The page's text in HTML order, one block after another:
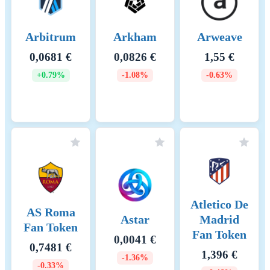
laboratories. When
calculating the energy
consumption, we used - if
Fungible Group Digital
Token Identifier (FFG DTI)
update the mappings regulary,
based on data of the Digital
Token Identifier Foundation.
The information regarding
the hardware used and the
number of participants in the
network is based on
with best effort using
empirical data. In general,
participants are assumed to be
largely economically rational.
Arbitrum
0,0681 €
+0.79%
Arkham
0,0826 €
-1.08%
Arweave
1,55 €
-0.63%
AS Roma
Fan Token
0,7481 €
-0.33%
Astar
0,0041 €
-1.36%
Atletico De
Madrid
Fan Token
1,396 €